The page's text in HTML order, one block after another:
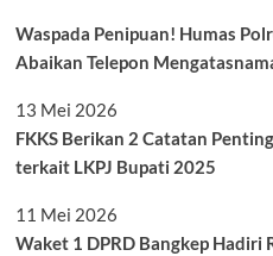
Waspada Penipuan! Humas
Abaikan Telepon
13 Mei 2026
FKKS Berikan 2 Catatan
terkait LKPJ Bupati 2025
11 Mei 2026
Waket 1 DPRD Bangkep Hadiri